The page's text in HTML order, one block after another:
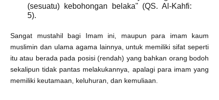
(sesuatu) kebohongan belaka" (QS. Al-Kahfi:
5).
Sangat mustahil bagi Imam ini, maupun para imam kaum
muslimin dan ulama agama lainnya, untuk memiliki sifat seperti
itu atau berada pada posisi (rendah) yang bahkan orang bodoh
sekalipun tidak pantas melakukannya, apalagi para imam yang
memiliki keutamaan, keluhuran, dan kemuliaan.